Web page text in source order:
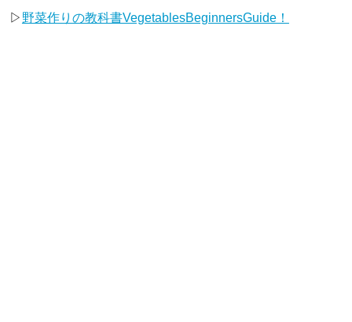
▷ 野菜作りの教科書VegetablesBeginnersGuide！